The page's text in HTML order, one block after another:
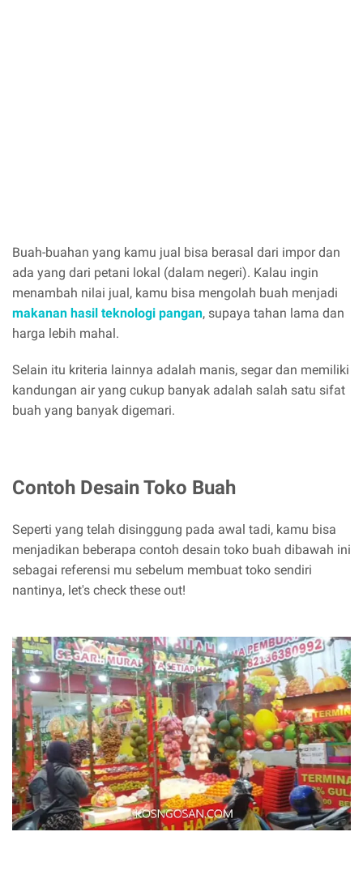
Buah-buahan yang kamu jual bisa berasal dari impor dan
ada yang dari petani lokal (dalam negeri). Kalau ingin
menambah nilai jual, kamu bisa mengolah buah menjadi
makanan hasil teknologi pangan, supaya tahan lama dan
harga lebih mahal.
Selain itu kriteria lainnya adalah manis, segar dan memiliki
kandungan air yang cukup banyak adalah salah satu sifat
buah yang banyak digemari.
Contoh Desain Toko Buah
Seperti yang telah disinggung pada awal tadi, kamu bisa
menjadikan beberapa contoh desain toko buah dibawah ini
sebagai referensi mu sebelum membuat toko sendiri
nantinya, let's check these out!